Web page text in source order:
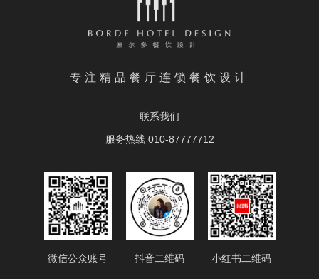
专注精品餐厅连锁餐饮设计
联系我们
服务热线 010-87777712
微信公众账号 抖音二维码 小红书二维码